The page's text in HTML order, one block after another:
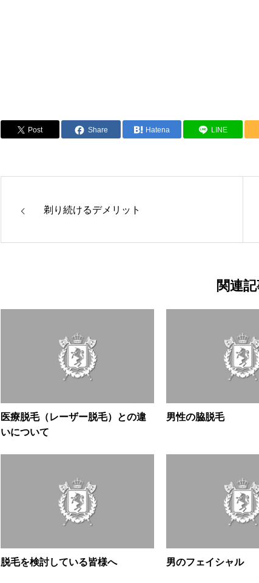
Post Share Hatena LINE
剃り続けるデメリット
関連
医療脱毛（レーザー脱毛）との違
いについて
男性の脇脱毛
脱毛を検討している皆様へ 男のフェイシャル